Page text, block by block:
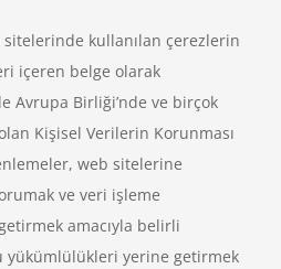
kullanılan çerezlerin
içeren belge olarak
Avrupa Birliği’nde ve birçok
Kişisel Verilerin Korunması
web sitelerine
ve veri işleme
amacıyla belirli
yerine getirmek